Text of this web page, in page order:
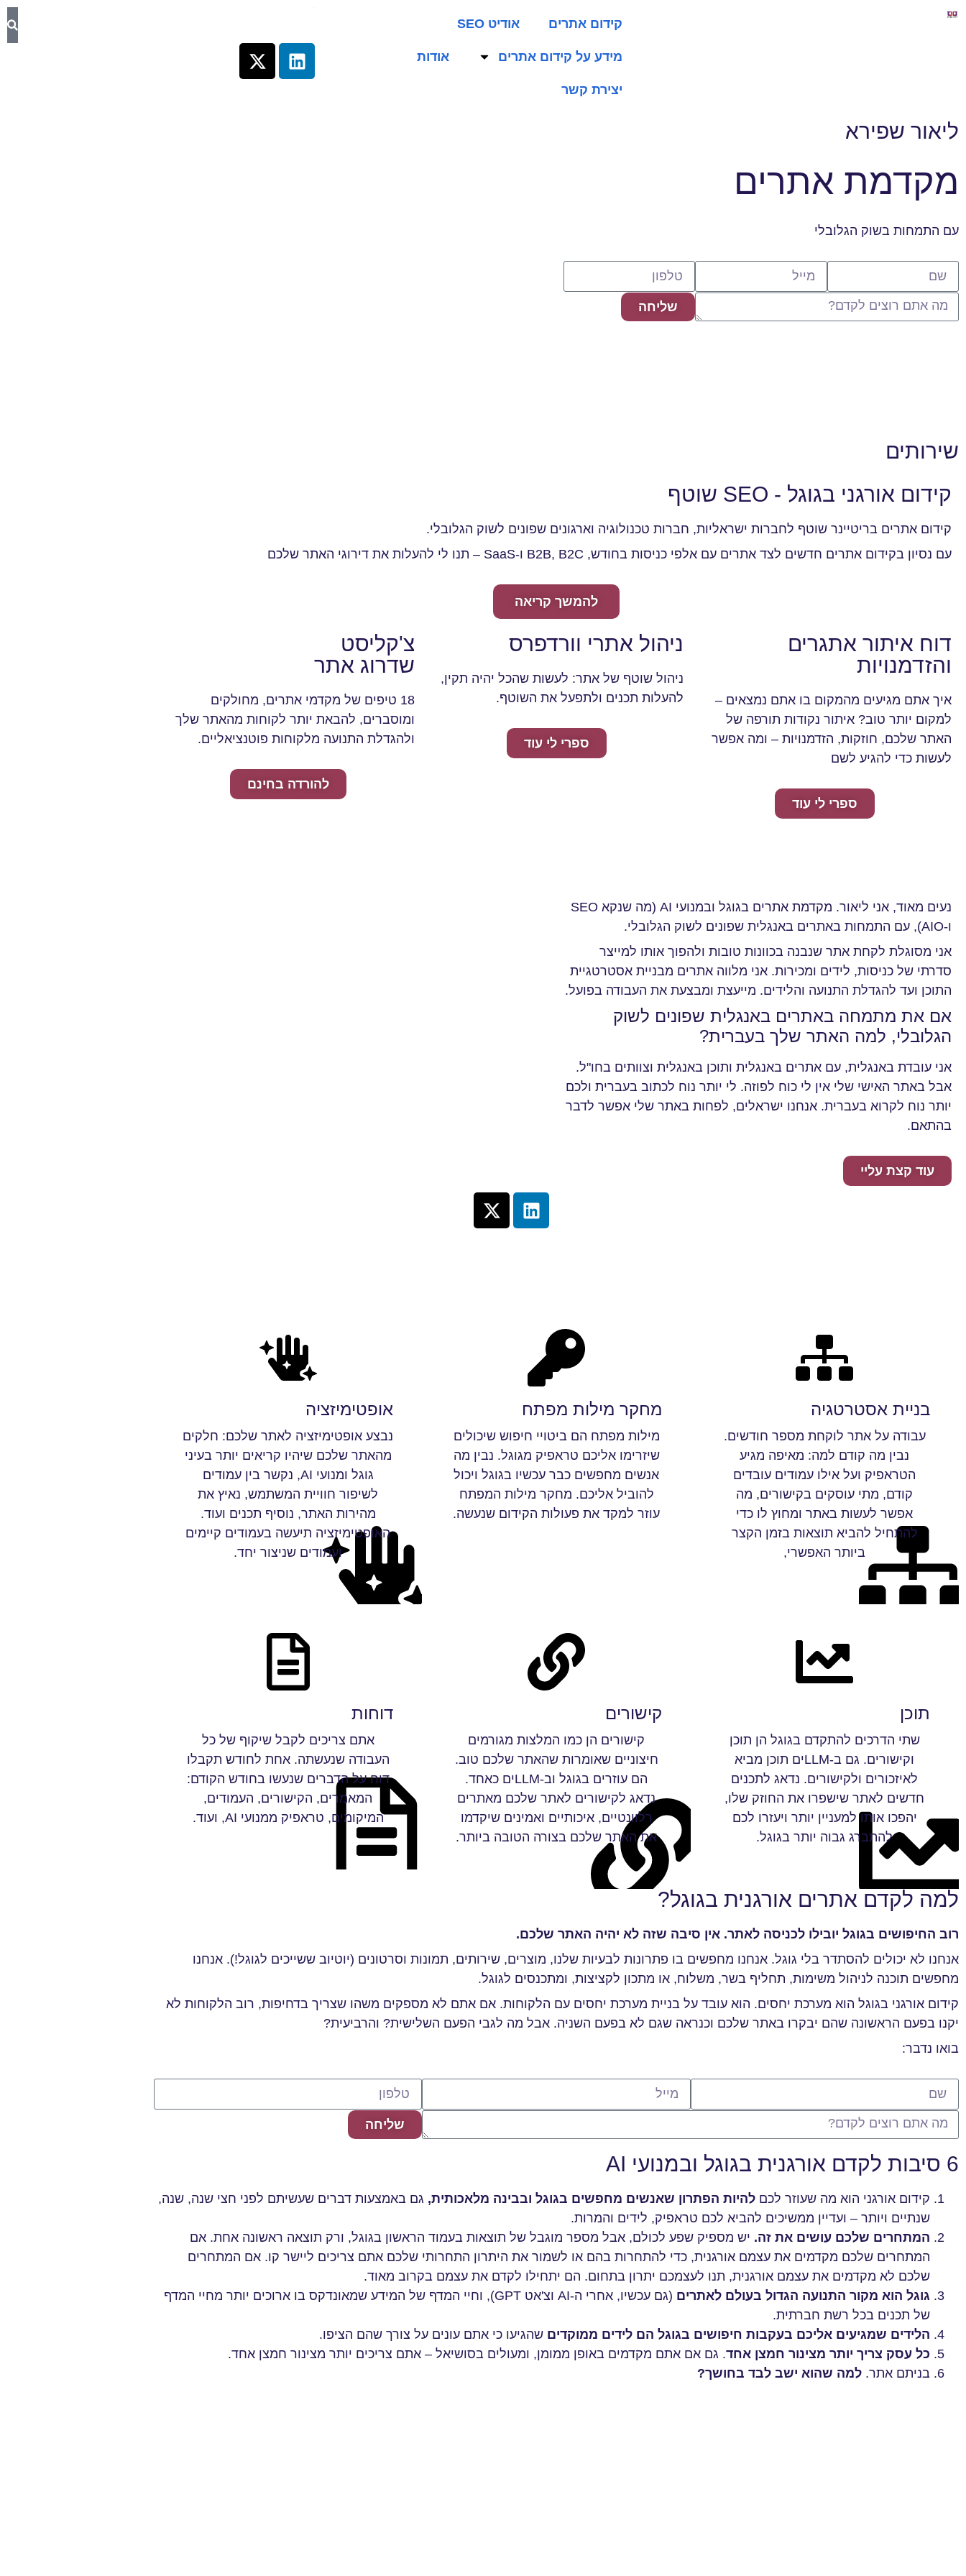
קידום אתרים אודיט SEO
מידע על קידום אתרים אודות
יצירת קשר
ליאור שפירא
מקדמת אתרים
עם התמחות בשוק הגלובלי
שליחה
שירותים
קידום אורגני בגוגל - SEO שוטף
קידום אתרים בריטיינר שוטף לחברות ישראליות, חברות טכנולוגיה וארגונים שפונים לשוק הגלובלי.
עם נסיון בקידום אתרים חדשים לצד אתרים עם אלפי כניסות בחודש, B2B, B2C ו-SaaS – תנו לי להעלות את דירוגי האתר שלכם
להמשך קריאה
דוח איתור אתגרים
והזדמנויות
איך אתם מגיעים מהמקום בו אתם נמצאים –
למקום יותר טוב? איתור נקודות תורפה של
האתר שלכם, חוזקות, הזדמנויות – ומה אפשר
לעשות כדי להגיע לשם
ספרי לי עוד
ניהול אתרי וורדפרס
ניהול שוטף של אתר: לעשות שהכל יהיה תקין,
להעלות תכנים ולתפעל את השוטף.
ספרי לי עוד
צ'קליסט
שדרוג אתר
18 טיפים של מקדמי אתרים, מחולקים
ומוסברים, להבאת יותר לקוחות מהאתר שלך
ולהגדלת התנועה מלקוחות פוטנציאליים.
להורדה בחינם
נעים מאוד, אני ליאור. מקדמת אתרים בגוגל ובמנועי AI (מה שנקא SEO
ו-AIO), עם התמחות באתרים באנגלית שפונים לשוק הגלובלי.
אני מסוגלת לקחת אתר שנבנה בכוונות טובות ולהפוך אותו למייצר
סדרתי של כניסות, לידים ומכירות. אני מלווה אתרים מבניית אסטרטגיית
התוכן ועד להגדלת התנועה והלידים. מייעצת ומבצעת את העבודה בפועל.
אם את מתמחה באתרים באנגלית שפונים לשוק
הגלובלי, למה האתר שלך בעברית?
אני עובדת באנגלית, עם אתרים באנגלית ותוכן באנגלית וצוותים בחו"ל.
אבל באתר האישי שלי אין לי כוח לפוזה. לי יותר נוח לכתוב בעברית ולכם
יותר נוח לקרוא בעברית. אנחנו ישראלים, לפחות באתר שלי אפשר לדבר
בהתאם.
עוד קצת עליי
בניית אסטרטגיה
עבודה על אתר לוקחת מספר חודשים.
נבין מה קודם למה: מאיפה מגיע
הטראפיק ועל אילו עמודים עובדים
קודם, מתי עוסקים בקישורים, מה
אפשר לעשות באתר ומחוץ לו כדי
להתחיל להביא תוצאות בזמן הקצר
ביותר האפשרי,
מחקר מילות מפתח
מילות מפתח הם ביטויי חיפוש שיכולים
שיזרימו אליכם טראפיק מגוגל. נבין מה
אנשים מחפשים כבר עכשיו בגוגל ויכול
להוביל אליכם. מחקר מילות המפתח
עוזר למקד את פעולות הקידום שנעשה.
אופטימיזציה
נבצע אופטימיזציה לאתר שלכם: חלקים
מהאתר שלכם שיהיו קריאים יותר בעיני
גוגל ומנועי AI, נקשר בין עמודים
לשיפור חוויית המשתמש, נאיץ את
מהירות האתר, נוסיף תכנים ועוד.
האופטימיזציה תיעשה בעמודים קיימים
ועמודים שניצור יחד.
תוכן
שתי הדרכים להתקדם בגוגל הן תוכן
וקישורים. גם ב-LLMים תוכן מביא
לאיזכורים ולקישורים. נדאג לתכנים
חדשים לאתר שישפרו את החוזק שלו,
יהפכו אותו למעניין יותר ויעזרו לכם
להתברג גבוה יותר בגוגל.
קישורים
קישורים הן כמו המלצות מגורמים
חיצוניים שאומרות שהאתר שלכם טוב.
הם עוזרים בגוגל וב-LLMים כאחד.
נדאג לקישורים לאתר שלכם מאתרים
רלוונטיים, איכותיים ואמינים שיקדמו
את האתר שלכם בצורה הטובה ביותר.
דוחות
אתם צריכים לקבל שיקוף של כל
העבודה שנעשתה. אחת לחודש תקבלו
דוח על הדברים שנעשו בחודש הקודם:
המאמרים, הקישורים, העמודים,
המיקומים, טראפיק ממנועי AI, ועוד.
למה לקדם אתרים אורגנית בגוגל?
רוב החיפושים בגוגל יובילו לכניסה לאתר. אין סיבה שזה לא יהיה האתר שלכם.
אנחנו לא יכולים להסתדר בלי גוגל. אנחנו מחפשים בו פתרונות לבעיות שלנו, מוצרים, שירותים, תמונות וסרטונים (יוטיוב ששייכים לגוגל!). אנחנו
מחפשים תוכנה לניהול משימות, תחליף בשר, משלוח, או מתכון לקציצות, ומתכנסים לגוגל.
קידום אורגני בגוגל הוא מערכת יחסים. הוא עובד על בניית מערכת יחסים עם הלקוחות. אם אתם לא מספקים משהו שצריך בדחיפות, רוב הלקוחות לא
יקנו בפעם הראשונה שהם יבקרו באתר שלכם וכנראה שגם לא בפעם השניה. אבל מה לגבי הפעם השלישית? והרביעית?
בואו נדבר:
שליחה
6 סיבות לקדם אורגנית בגוגל ובמנועי AI
קידום אורגני הוא מה שעוזר לכם להיות הפתרון שאנשים מחפשים בגוגל ובבינה מלאכותית, גם באמצעות דברים שעשיתם לפני חצי שנה, שנה,
שנתיים ויותר – ועדיין ממשיכים להביא לכם טראפיק, לידים והמרות.
המתחרים שלכם עושים את זה. יש מספיק שפע לכולם, אבל מספר מוגבל של תוצאות בעמוד הראשון בגוגל, ורק תוצאה ראשונה אחת. אם
המתחרים שלכם מקדמים את עצמם אורגנית, כדי להתחרות בהם או לשמור את היתרון התחרותי שלכם אתם צריכים ליישר קו. אם המתחרים
שלכם לא מקדמים את עצמם אורגנית, תנו לעצמכם יתרון בתחום. הם יתחילו לקדם את עצמם בקרוב מאוד.
גוגל הוא מקור התנועה הגדול בעולם לאתרים
(גם עכשיו, אחרי ה-AI וצ'אט GPT), וחיי המדף של המידע שמאונדקס בו ארוכים יותר מחיי המדף
של תכנים בכל רשת חברתית.
הלידים שמגיעים אליכם בעקבות חיפושים בגוגל הם לידים ממוקדים שהגיעו כי אתם עונים על צורך שהם הציפו.
כל עסק צריך יותר מצינור חמצן אחד. גם אם אתם מקדמים באופן ממומן, ומעולים בסושיאל – אתם צריכים יותר מצינור חמצן אחד.
בניתם אתר. למה שהוא ישב לבד בחושך?